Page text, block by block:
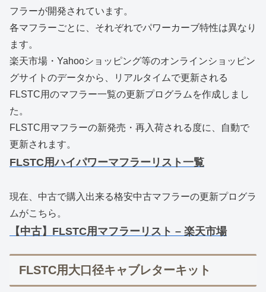
フラーが開発されています。
各マフラーごとに、それぞれでパワーカーブ特性は異なり
ます。
楽天市場・Yahooショッピング等のオンラインショッピン
グサイトのデータから、リアルタイムで更新される
FLSTC用のマフラー一覧の更新プログラムを作成しまし
た。
FLSTC用マフラーの新発売・再入荷される度に、自動で
更新されます。
FLSTC用ハイパワーマフラーリスト一覧
現在、中古で購入出来る格安中古マフラーの更新プログラ
ムがこちら。
【中古】FLSTC用マフラーリスト – 楽天市場
FLSTC用大口径キャブレターキット